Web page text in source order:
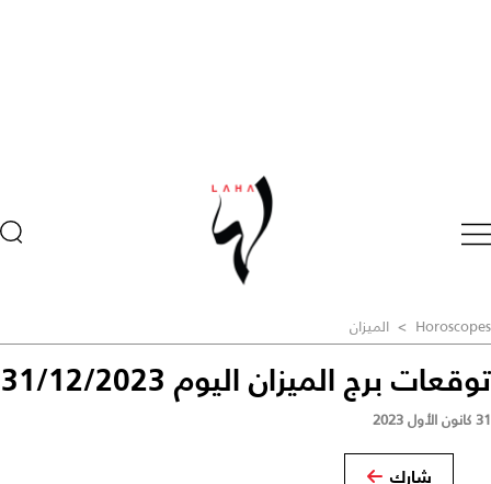
Horoscopes
> الميزان
توقعات برج الميزان اليوم 31/12/2023
31 كانون الأول 2023
شارك